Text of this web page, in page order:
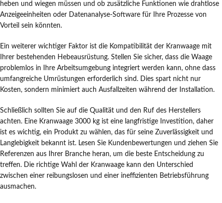
heben und wiegen müssen und ob zusätzliche Funktionen wie drahtlose
Anzeigeeinheiten oder Datenanalyse-Software für Ihre Prozesse von
Vorteil sein könnten.
Ein weiterer wichtiger Faktor ist die Kompatibilität der Kranwaage mit
Ihrer bestehenden Hebeausrüstung. Stellen Sie sicher, dass die Waage
problemlos in Ihre Arbeitsumgebung integriert werden kann, ohne dass
umfangreiche Umrüstungen erforderlich sind. Dies spart nicht nur
Kosten, sondern minimiert auch Ausfallzeiten während der Installation.
Schließlich sollten Sie auf die Qualität und den Ruf des Herstellers
achten. Eine Kranwaage 3000 kg ist eine langfristige Investition, daher
ist es wichtig, ein Produkt zu wählen, das für seine Zuverlässigkeit und
Langlebigkeit bekannt ist. Lesen Sie Kundenbewertungen und ziehen Sie
Referenzen aus Ihrer Branche heran, um die beste Entscheidung zu
treffen. Die richtige Wahl der Kranwaage kann den Unterschied
zwischen einer reibungslosen und einer ineffizienten Betriebsführung
ausmachen.